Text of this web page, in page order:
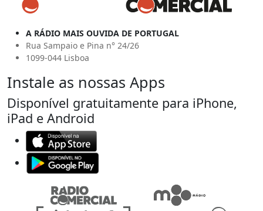
A RÁDIO MAIS OUVIDA DE PORTUGAL
Rua Sampaio e Pina n° 24/26
1099-044 Lisboa
Instale as nossas Apps
Disponível gratuitamente para iPhone,
iPad e Android